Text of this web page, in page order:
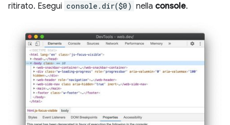
ritirato. Esegui console.dir($0) nella console.